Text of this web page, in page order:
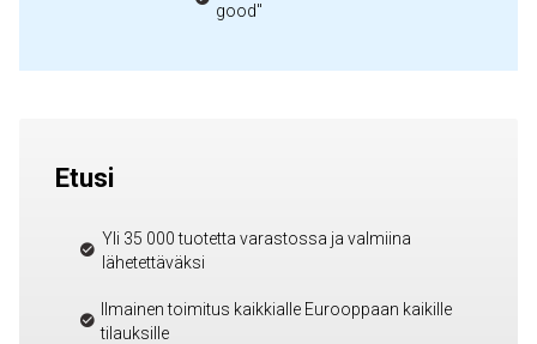
good"
Etusi
Yli 35 000 tuotetta varastossa ja valmiina
lähetettäväksi
Ilmainen toimitus kaikkialle Eurooppaan kaikille
tilauksille